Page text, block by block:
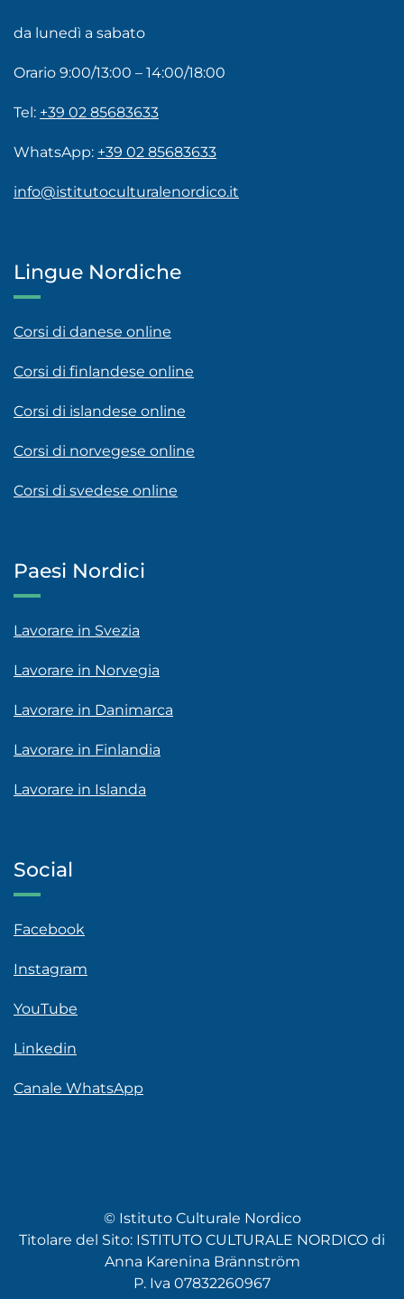
da lunedì a sabato
Orario 9:00/13:00 – 14:00/18:00
Tel: +39 02 85683633
WhatsApp: +39 02 85683633
info@istitutoculturalenordico.it
Lingue Nordiche
Corsi di danese online
Corsi di finlandese online
Corsi di islandese online
Corsi di norvegese online
Corsi di svedese online
Paesi Nordici
Lavorare in Svezia
Lavorare in Norvegia
Lavorare in Danimarca
Lavorare in Finlandia
Lavorare in Islanda
Social
Facebook
Instagram
YouTube
Linkedin
Canale WhatsApp
© Istituto Culturale Nordico
Titolare del Sito: ISTITUTO CULTURALE NORDICO di
Anna Karenina Brännström
P. Iva 07832260967